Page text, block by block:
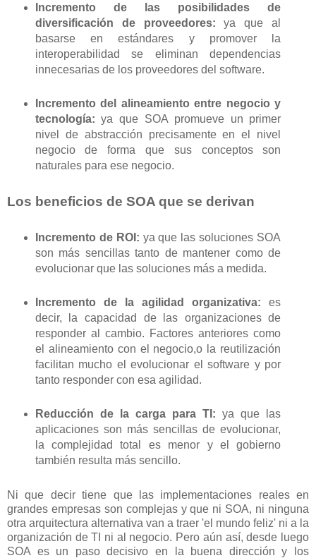
Incremento de las posibilidades de
diversificación de proveedores: ya que al
basarse en estándares y promover la
interoperabilidad se eliminan dependencias
innecesarias de los proveedores del software.
Incremento del alineamiento entre negocio y
tecnología: ya que SOA promueve un primer
nivel de abstracción precisamente en el nivel
negocio de forma que sus conceptos son
naturales para ese negocio.
Los beneficios de SOA que se derivan
Incremento de ROI: ya que las soluciones SOA
son más sencillas tanto de mantener como de
evolucionar que las soluciones más a medida.
Incremento de la agilidad organizativa: es
decir, la capacidad de las organizaciones de
responder al cambio. Factores anteriores como
el alineamiento con el negocio,o la reutilización
facilitan mucho el evolucionar el software y por
tanto responder con esa agilidad.
Reducción de la carga para TI: ya que las
aplicaciones son más sencillas de evolucionar,
la complejidad total es menor y el gobierno
también resulta más sencillo.
Ni que decir tiene que las implementaciones reales en
grandes empresas son complejas y que ni SOA, ni ninguna
otra arquitectura alternativa van a traer 'el mundo feliz' ni a la
organización de TI ni al negocio. Pero aún así, desde luego
SOA es un paso decisivo en la buena dirección y los